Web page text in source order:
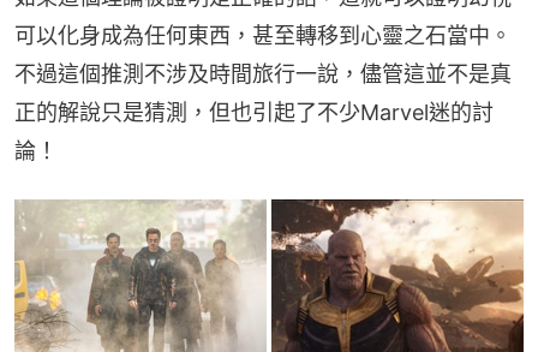
可以化身成為任何東西，甚至轉移到心靈之石當中。
不過這個推測不涉及時間旅行一說，儘管這並不是真
正的解說只是猜測，但也引起了不少Marvel迷的討
論！